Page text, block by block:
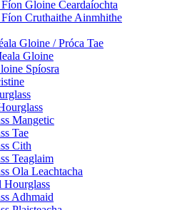
Gloine Ceardaíochta
Cruthaithe Ainmhithe
Gloine / Próca Tae
Gloine
Spíosra
Mangetic
Tae
Cith
Teaglaim
Ola Leachtacha
Hourglass
Adhmaid